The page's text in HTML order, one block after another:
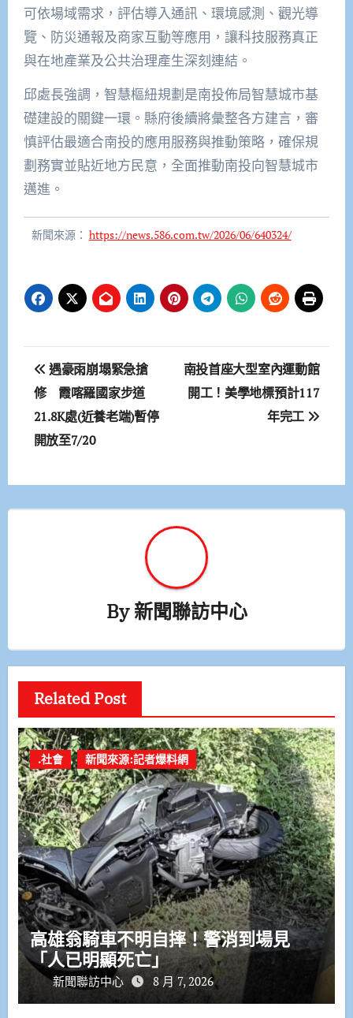
可依場域需求，評估導入通訊、環境感測、觀光導
覽、防災通報及商家互動等應用，讓科技服務真正
與在地產業及公共治理產生深刻連結。
邱處長強調，智慧樞紐規劃是南投佈局智慧城市基
礎建設的關鍵一環。縣府後續將彙整各方建言，審
慎評估最適合南投的應用服務與推動策略，確保規
劃務實並貼近地方民意，全面推動南投向智慧城市
邁進。
新聞來源： https://news.586.com.tw/2026/06/640324/
文
章
導
遇豪雨崩塌緊急搶
修 霞喀羅國家步道
21.8K處(近養老端)暫停
開放至7/20
南投首座大型室內運動館
開工！美學地標預計117
年完工
By新聞聯訪中心
Related Post
.社會 新聞來源:記者爆料網
高雄翁騎車不明自摔！警消到場見
「人已明顯死亡」
新聞聯訪中心 8 月 7, 2026